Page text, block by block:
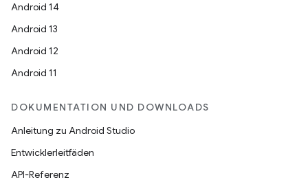
Android 14
Android 13
Android 12
Android 11
DOKUMENTATION UND DOWNLOADS
Anleitung zu Android Studio
Entwicklerleitfäden
API-Referenz